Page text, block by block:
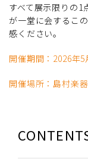
すべて展示限りの1
が一堂に会するこ
感ください。
開催期間：2026年5
開催場所：島村楽